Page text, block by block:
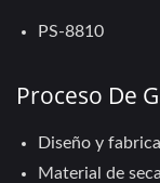
PS-8810
Proceso De
Diseño y
Material de